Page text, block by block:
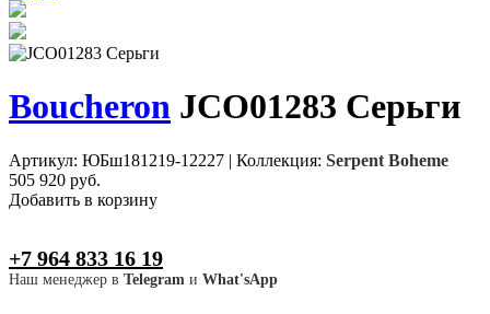
Boucheron JCO01283 Серьги
Артикул: ЮБш181219-12227 | Коллекция: Serpent Boheme
505 920 руб.
Добавить в корзину
+7 964 833 16 19
Наш менеджер в Telegram и What'sApp